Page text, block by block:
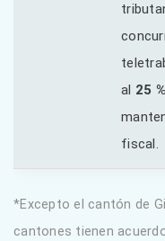
al 25 %
fiscal.
*Excepto el cantón de
cantones tienen